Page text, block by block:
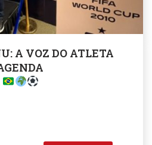
A VOZ DO ATLETA